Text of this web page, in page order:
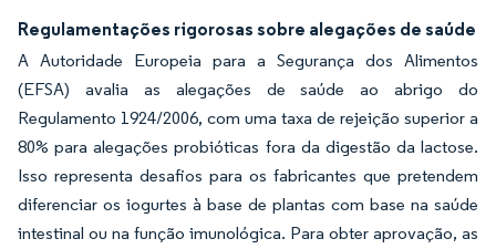
Regulamentações rigorosas sobre alegações de saúde
A Autoridade Europeia para a Segurança dos Alimentos
(EFSA) avalia as alegações de saúde ao abrigo do
Regulamento 1924/2006, com uma taxa de rejeição superior a
80% para alegações probióticas fora da digestão da lactose.
Isso representa desafios para os fabricantes que pretendem
diferenciar os iogurtes à base de plantas com base na saúde
intestinal ou na função imunológica. Para obter aprovação, as